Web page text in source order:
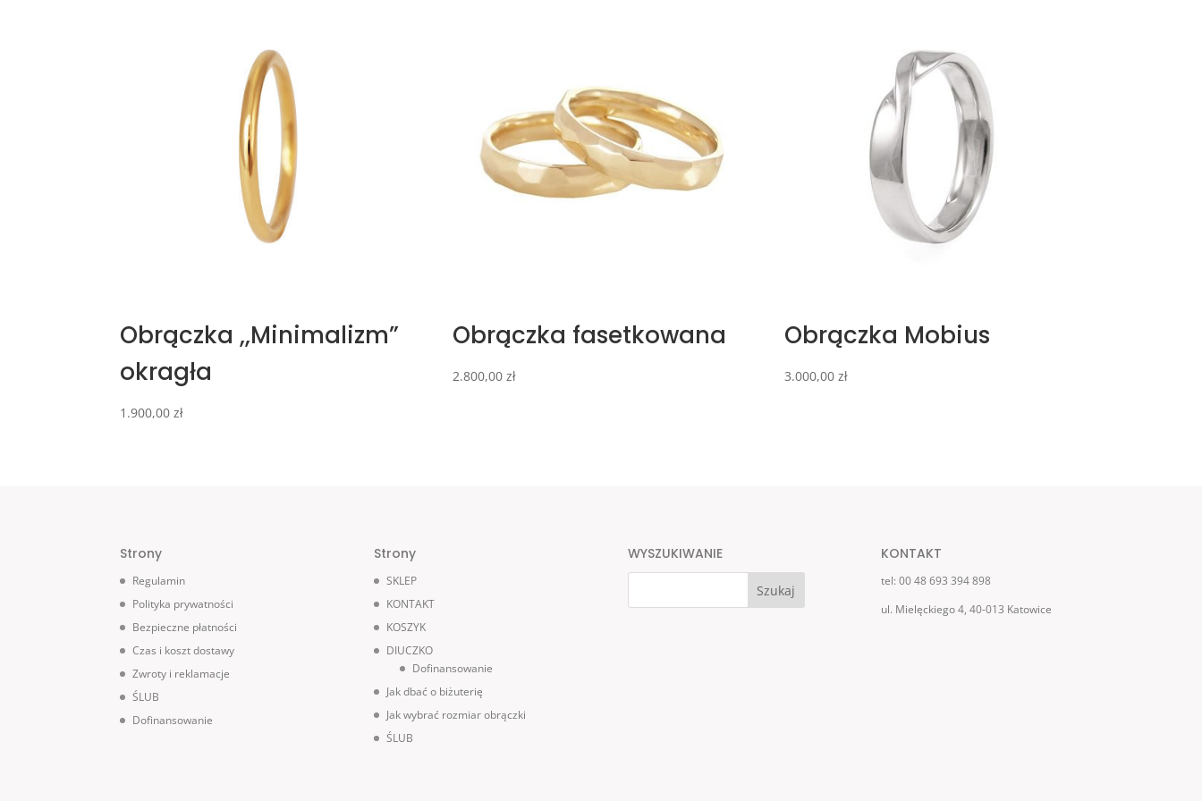
Obrączka ,,Minimalizm”
okragła
1.900,00zł
Obrączka fasetkowana
2.800,00 zł
Obrączka Mobius
3.000,00zł
Strony
Regulamin
Polityka prywatności
Bezpieczne płatności
Czas i koszt dostawy
Zwroty i reklamacje
ŚLUB
Dofinansowanie
Strony
SKLEP
KONTAKT
KOSZYK
DIUCZKO
Dofinansowanie
Jak dbać o biżuterię
Jak wybrać rozmiar obrączki
ŚLUB
WYSZUKIWANIE KONTAKT
tel: 00 48 693 394 898
ul. Mielęckiego 4, 40-013 Katowice